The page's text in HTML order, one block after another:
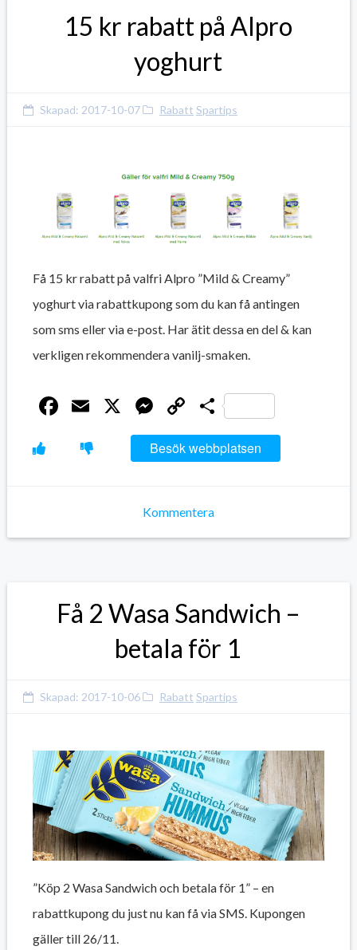
15 kr rabatt på Alpro
yoghurt
Skapad: 2017-10-07 Rabatt Spartips
Få 15 kr rabatt på valfri Alpro ”Mild & Creamy”
yoghurt via rabattkupong som du kan få antingen
som sms eller via e-post. Har ätit dessa en del & kan
verkligen rekommendera vanilj-smaken.
Facebook
Email
X Messenger
Copy
Link
Dela
Besök webbplatsen
Kommentera
Få 2 Wasa Sandwich –
betala för 1
Skapad: 2017-10-06 Rabatt Spartips
”Köp 2 Wasa Sandwich och betala för 1” – en
rabattkupong du just nu kan få via SMS. Kupongen
gäller till 26/11.